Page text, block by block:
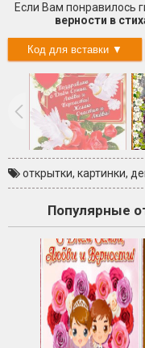
Если Вам понравилось
верности в
открытки, картинки,
Популярные